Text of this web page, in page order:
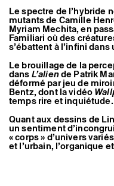
Le spectre de l’hybride
mutants de Camille
Myriam Mechita, en
Familiari où des
s’ébattent à l’infini
Le brouillage de la
dansL’aliende Patrik
déformé par jeu de
Bentz, dont la vidéo
temps rire et inquiétude.
Quant aux dessins de
un sentiment
« corps » d’univers
et l’urbain, l’organique